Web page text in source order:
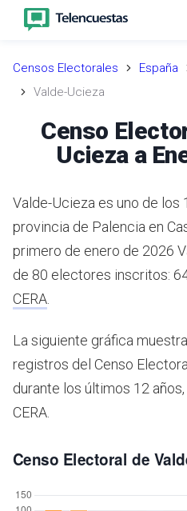
Censos Electorales España
Valde-Ucieza
Censo
Ucieza a
Valde-Ucieza es uno de los
provincia de Palencia en
primero de enero de 2026
de 80 electores inscritos:
CERA
La siguiente gráfica
registros del Censo
durante los últimos 12
CERA.